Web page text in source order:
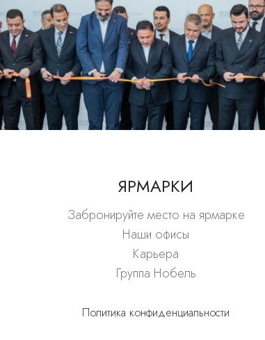
ЯРМАРКИ
Забронируйте место на ярмарке
Наши офисы
Карьера
Группа Нобель
Политика конфиденциальности